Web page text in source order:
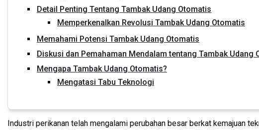
Detail Penting Tentang Tambak Udang Otomatis
Memperkenalkan Revolusi Tambak Udang Otomatis
Memahami Potensi Tambak Udang Otomatis
Diskusi dan Pemahaman Mendalam tentang Tambak Udang
Mengapa Tambak Udang Otomatis?
Mengatasi Tabu Teknologi
Industri perikanan telah mengalami perubahan besar berkat kemajuan